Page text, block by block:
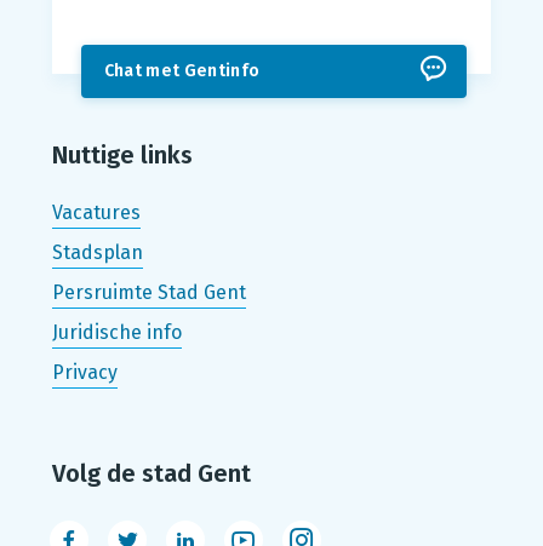
Chat met Gentinfo
Nuttige links
Vacatures
Stadsplan
Persruimte Stad Gent
Juridische info
Privacy
Volg de stad Gent